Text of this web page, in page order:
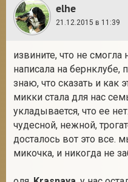
elhe
21.12.2015 в 11:39
извините, что не смогла
написала на бернклубе,
знаю, что сказать и как
микки стала для нас
укладывается, что ее
чудесной, нежной,
досталось вот это все.
микочка, и никогда не